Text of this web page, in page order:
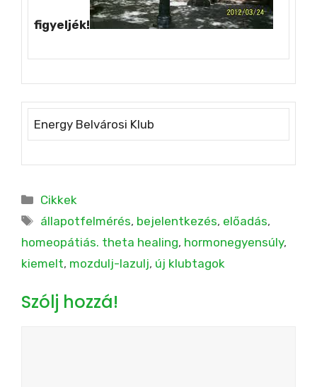
figyeljék!
Energy Belvárosi Klub
Kategória
Cikkek
Címkék
állapotfelmérés, bejelentkezés, előadás,
homeopátiás. theta healing, hormonegyensúly,
kiemelt, mozdulj-lazulj, új klubtagok
Szólj hozzá!